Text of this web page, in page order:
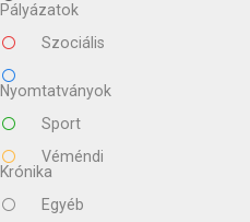
Pályázatok
Szociális
Nyomtatványok
Sport
Véméndi
Krónika
Egyéb